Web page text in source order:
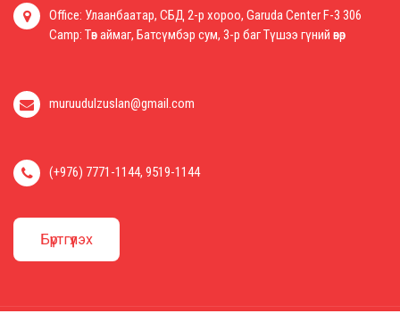
Office: Улаанбаатар, СБД 2-р хороо, Garuda Center F-3 306
Camp: Төв аймаг, Батсүмбэр сум, 3-р баг Түшээ гүний өвөр
muruudulzuslan@gmail.com
(+976) 7771-1144, 9519-1144
Бүртгүүлэх